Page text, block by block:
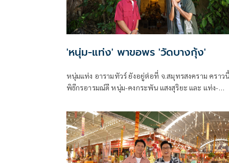
'หนุ่ม-แท่ง' พาขอพร 'วัดบางกุ้ง'
หนุ่มแท่ง อารามทัวร์ ยังอยู่ต่อที่ จ.สมุทรสงคราม คราว
พิธีกรอารมณ์ดี หนุ่ม-คงกระพัน แสงสุริยะ และ แท่ง-
ตั้งแต่สมัยกรุงศรีอยุธยาที่น่ามาเที่ยวชม เป็นค่ายเก่ามี
ประวัติความเป็นมาอย่างยาวนาน